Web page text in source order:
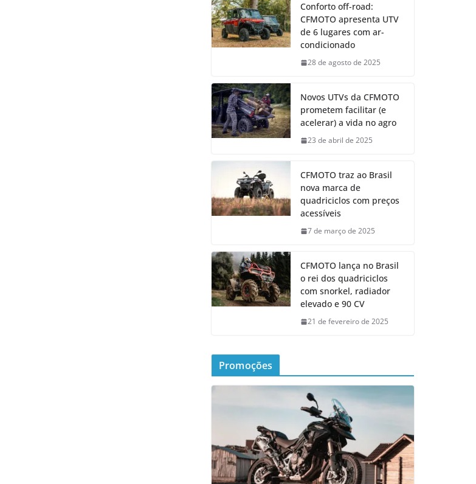
Conforto off-road:
CFMOTO apresenta UTV
de 6 lugares com ar-
condicionado
28 de agosto de 2025
Novos UTVs da CFMOTO
prometem facilitar (e
acelerar) a vida no agro
23 de abril de 2025
CFMOTO traz ao Brasil
nova marca de
quadriciclos com preços
acessíveis
7 de março de 2025
CFMOTO lança no Brasil
o rei dos quadriciclos
com snorkel, radiador
elevado e 90 CV
21 de fevereiro de 2025
Promoções